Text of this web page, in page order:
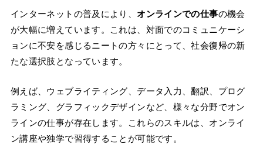
インターネットの普及により、オンラインでの仕事の機会
が大幅に増えています。これは、対面でのコミュニケーシ
ョンに不安を感じるニートの方々にとって、社会復帰の新
たな選択肢となっています。
例えば、ウェブライティング、データ入力、翻訳、プログ
ラミング、グラフィックデザインなど、様々な分野でオン
ラインの仕事が存在します。これらのスキルは、オンライ
ン講座や独学で習得することが可能です。